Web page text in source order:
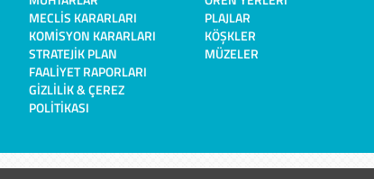
MECLIS KARARLARI
KOMISYON KARARLARI
STRATEJIK PLAN
FAALIYET RAPORLARI
GIZLILIK & ÇEREZ
POLITIKASI
PLAJLAR
KÖŞKLER
MÜZELER